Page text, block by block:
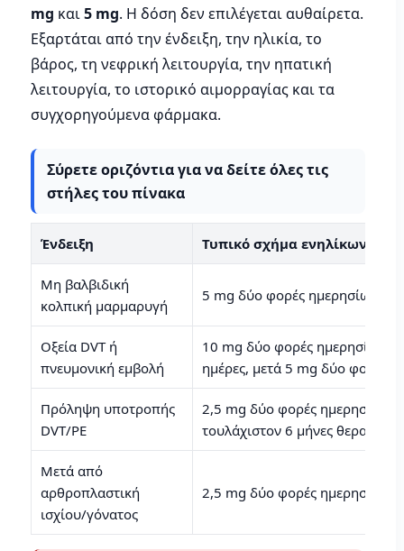
mg και5 mg. Η δόση δεν επιλέγεται αυθαίρετα.
Εξαρτάται από την ένδειξη, την ηλικία, το
βάρος, τη νεφρική λειτουργία, την ηπατική
λειτουργία, το ιστορικό αιμορραγίας και τα
συγχορηγούμενα φάρμακα.
Σύρετε οριζόντια για να δείτε όλες τις
στήλες του πίνακα
Ένδειξη Τυπικό σχήμα ενηλίκων
Μη βαλβιδική
κολπική μαρμαρυγή
5 mg δύο φορές ημερησίως
Οξεία DVT ή
πνευμονική εμβολή
10 mg δύο φορές ημερησίως
ημέρες, μετά 5 mg δύο φορές
Πρόληψη υποτροπής
DVT/PE
2,5 mg δύο φορές ημερησίως
τουλάχιστον 6 μήνες θεραπείας
Μετά από
αρθροπλαστική
ισχίου/γόνατος
2,5 mg δύο φορές ημερησίως